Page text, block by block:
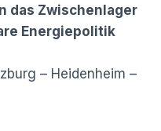
das Zwischenlager
Energiepolitik
– Heidenheim –